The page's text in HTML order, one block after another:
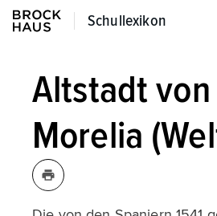
Schullexikon
Schullexikon
Altstadt von
Morelia